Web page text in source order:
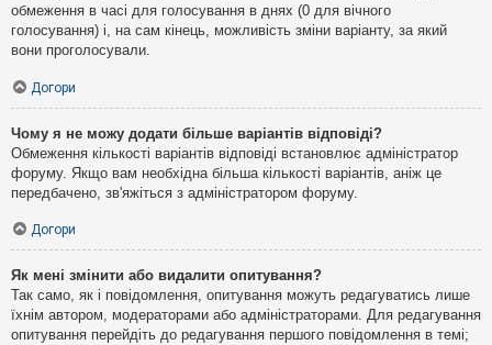
обмеження в часі для голосування в днях (0 для вічного
голосування) і, на сам кінець, можливість зміни варіанту, за який
вони проголосували.
Догори
Чому я не можу додати більше варіантів відповіді?
Обмеження кількості варіантів відповіді встановлює адміністратор
форуму. Якщо вам необхідна більша кількості варіантів, аніж це
передбачено, зв'яжіться з адміністратором форуму.
Догори
Як мені змінити або видалити опитування?
Так само, як і повідомлення, опитування можуть редагуватись лише
їхнім автором, модераторами або адміністраторами. Для редагування
опитування перейдіть до редагування першого повідомлення в темі;